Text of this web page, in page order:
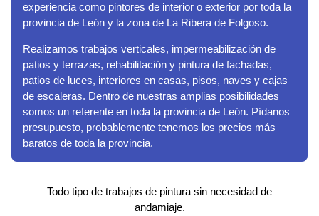
experiencia como pintores de interior o exterior por toda la
provincia de León y la zona de La Ribera de Folgoso.
Realizamos trabajos verticales, impermeabilización de
patios y terrazas, rehabilitación y pintura de fachadas,
patios de luces, interiores en casas, pisos, naves y cajas
de escaleras. Dentro de nuestras amplias posibilidades
somos un referente en toda la provincia de León. Pídanos
presupuesto, probablemente tenemos los precios más
baratos de toda la provincia.
Todo tipo de trabajos de pintura sin necesidad de
andamiaje.